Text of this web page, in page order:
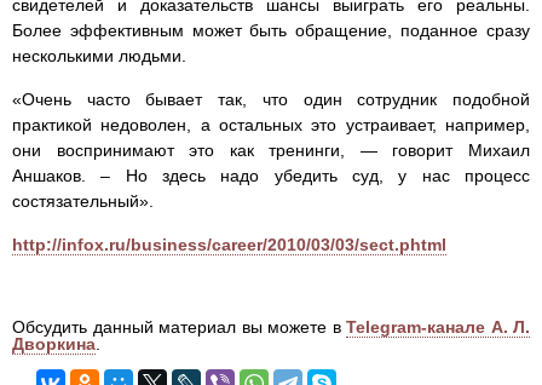
свидетелей и доказательств шансы выиграть его реальны.
Более эффективным может быть обращение, поданное сразу
несколькими людьми.
«Очень часто бывает так, что один сотрудник подобной
практикой недоволен, а остальных это устраивает, например,
они воспринимают это как тренинги, — говорит Михаил
Аншаков. – Но здесь надо убедить суд, у нас процесс
состязательный».
http://infox.ru/business/career/2010/03/03/sect.phtml
Обсудить данный материал вы можете в Telegram-канале А. Л.
Дворкина